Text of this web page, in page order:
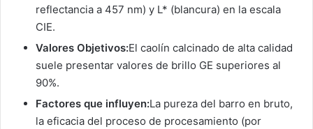
reflectancia a 457 nm) y L* (blancura) en la escala
CIE.
Valores Objetivos:El caolín calcinado de alta calidad
suele presentar valores de brillo GE superiores al
90%.
Factores que influyen:La pureza del barro en bruto,
la eficacia del proceso de procesamiento (por